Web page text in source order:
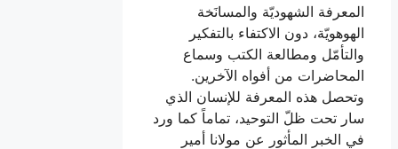
المعرفة الشهوديّة والمسانَخة
الهوهويّة، دون الاكتفاء بالتفكير
والتأمّل ومطالعة الكتب وسماع
المحاضرات من أفواه الآخرين.
وتحصل هذه المعرفة للإنسان الذي
سار تحت ظلّ التوحيد، تماماً كما ورد
في الخبر المأثور عن مولانا أمير